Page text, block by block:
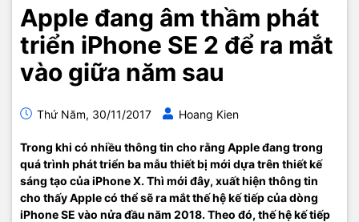
Apple đang âm thầm phát
triển iPhone SE 2 để ra mắt
vào giữa năm sau
Thứ Năm, 30/11/2017 Hoang Kien
Trong khi có nhiều thông tin cho rằng Apple đang trong
quá trình phát triển ba mẫu thiết bị mới dựa trên thiết kế
sáng tạo của iPhone X. Thì mới đây, xuất hiện thông tin
cho thấy Apple có thể sẽ ra mắt thế hệ kế tiếp của dòng
iPhone SE vào nửa đầu năm 2018. Theo đó, thế hệ kế tiếp